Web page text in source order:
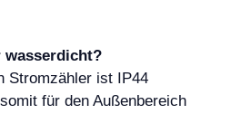
wasserdicht?
Stromzähler ist IP44
für den Außenbereich